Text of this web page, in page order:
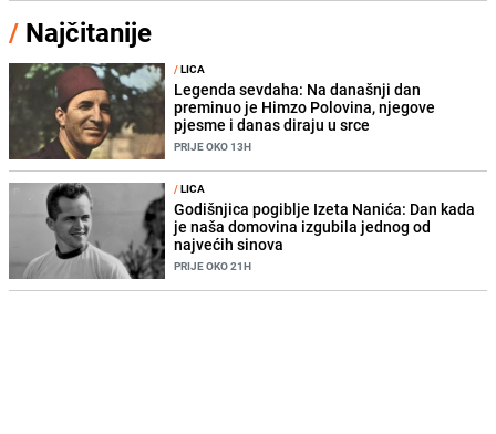
/ Najčitanije
/LICA
Legenda sevdaha: Na današnji dan
preminuo je Himzo Polovina, njegove
pjesme i danas diraju u srce
PRIJE OKO 13H
/LICA
Godišnjica pogiblje Izeta Nanića: Dan kada
je naša domovina izgubila jednog od
najvećih sinova
PRIJE OKO 21H